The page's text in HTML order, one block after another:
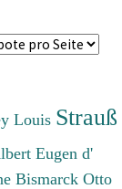
Louis Strauß
Eugen d'
Bismarck Otto